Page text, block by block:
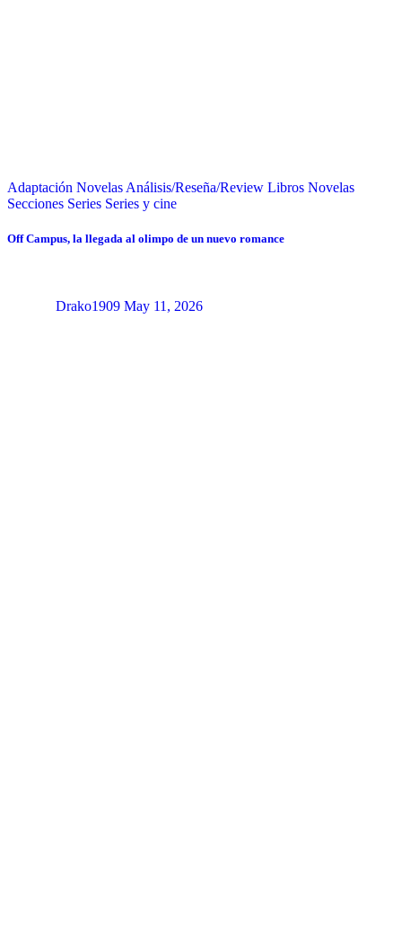
Adaptación Novelas Análisis/Reseña/Review Libros Novelas
Secciones Series Series y cine
Off Campus, la llegada al olimpo de un nuevo romance
Drako1909 May 11, 2026